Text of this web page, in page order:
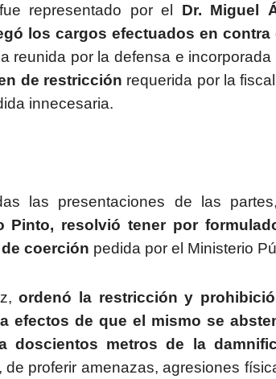
representado por el Dr. Miguel
los cargos efectuados en contra
reunida por la defensa e
de restricción requerida por la
innecesaria.
las presentaciones de las
Pinto, resolvió tener por
coerción pedida por el Ministerio
ordenó la restricción y
a efectos de que el mismo se
doscientos metros de la
de proferir amenazas, agresiones